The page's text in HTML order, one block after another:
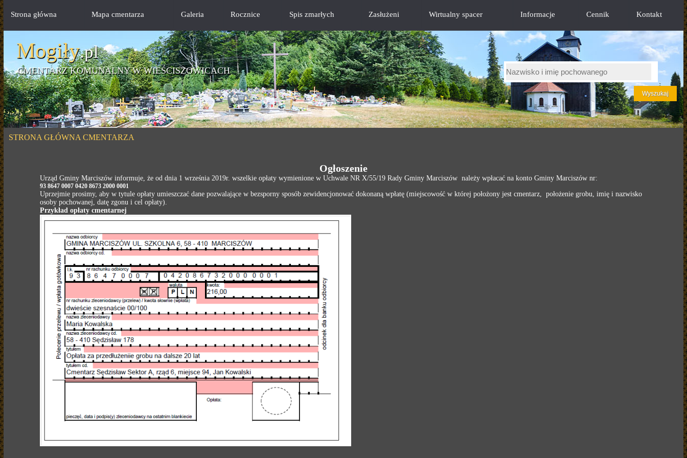
Mogiły.pl
CMENTARZ KOMUNALNY W WIEŚCISZOWICACH
Strona główna Mapa cmentarza Galeria Rocznice Spis zmarłych Zasłużeni Wirtualny spacer Informacje Cennik Kontakt
STRONA GŁÓWNA CMENTARZA
Ogłoszenie
Urząd Gminy Marciszów informuje, że od dnia 1 września 2019r. wszelkie opłaty wymienione w Uchwale NR X/55/19 Rady Gminy Marciszów należy wpłacać na konto Gminy Marciszów nr:
93 8647 0007 0420 8673 2000 0001
Uprzejmie prosimy, aby w tytule opłaty umieszczać dane pozwalające w bezsporny sposób zewidencjonować dokonaną wpłatę (miejscowość w której położony jest cmentarz, położenie grobu, imię i nazwisko
osoby pochowanej, datę zgonu i cel opłaty).
Przykład opłaty cmentarnej